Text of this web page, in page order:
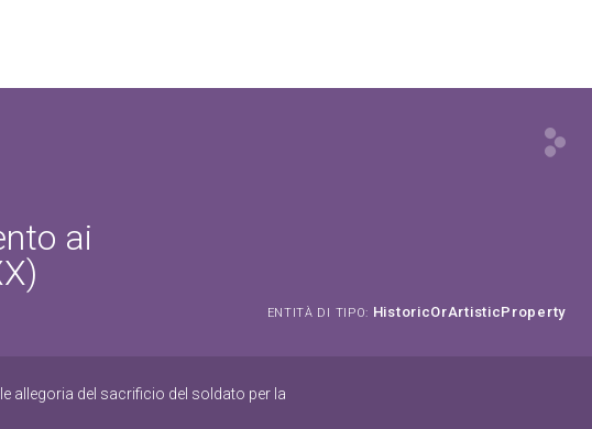
ai
ENTITÀ DI TIPO: HistoricOrArtisticProperty
allegoria del sacrificio del soldato per la